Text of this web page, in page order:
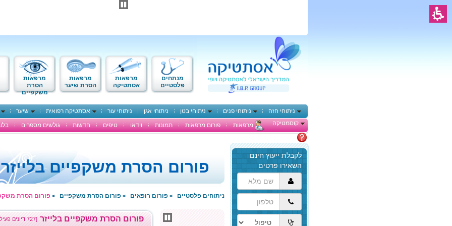
מנתחים
פלסטיים
מרפאות
אסתטיקה
מרפאות
הסרת שיער
מרפאות
הסרת
משקפיים
ניתוחי חזה ניתוחי פנים ניתוחי בטן ניתוחי אגן ניתוחי עור אסתטיקה רפואית שיער
קוסמטיקה
מרפאות פורום מרפאות תמונות וידאו טיפים חדשות גולשים מספרים
הגעת
לתוכן
המרכזי,
באפשרותך
ללחוץ
אנטר
כדי
לדלג
לאזור
פורום הסרת משקפיים בלייזר
ניתוחים פלסטיים > פורום רופאים > פורום הסרת משקפיים > פורום הסרת
[727 דיונים פעילים] פורום הסרת משקפיים בלייזר